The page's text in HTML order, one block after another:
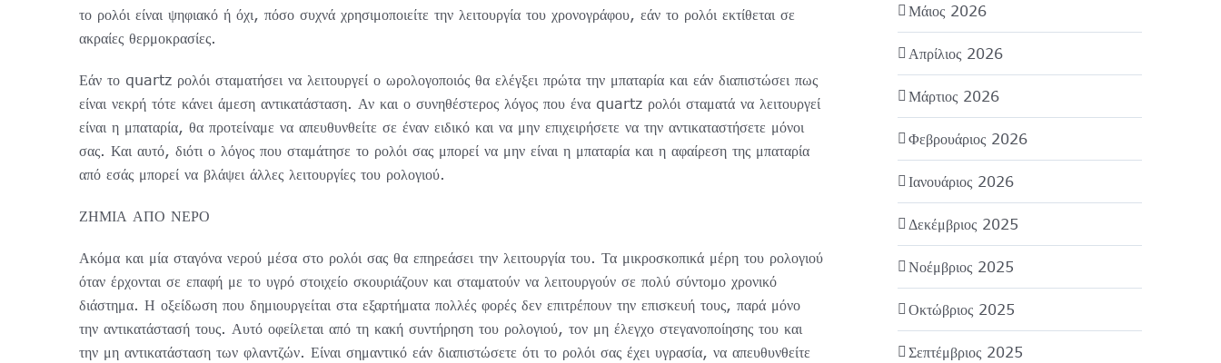
το ρολόι είναι ψηφιακό ή όχι, πόσο συχνά χρησιμοποιείτε την λειτουργία του χρονογράφου, εάν το ρολόι εκτίθεται σε
ακραίες θερμοκρασίες.
Εάν το quartz ρολόι σταματήσει να λειτουργεί ο ωρολογοποιός θα ελέγξει πρώτα την μπαταρία και εάν διαπιστώσει πως
είναι νεκρή τότε κάνει άμεση αντικατάσταση. Αν και ο συνηθέστερος λόγος που ένα quartz ρολόι σταματά να λειτουργεί
είναι η μπαταρία, θα προτείναμε να απευθυνθείτε σε έναν ειδικό και να μην επιχειρήσετε να την αντικαταστήσετε μόνοι
σας. Και αυτό, διότι ο λόγος που σταμάτησε το ρολόι σας μπορεί να μην είναι η μπαταρία και η αφαίρεση της μπαταρία
από εσάς μπορεί να βλάψει άλλες λειτουργίες του ρολογιού.
ΖΗΜΙΑ ΑΠΟ ΝΕΡΟ
Ακόμα και μία σταγόνα νερού μέσα στο ρολόι σας θα επηρεάσει την λειτουργία του. Τα μικροσκοπικά μέρη του ρολογιού
όταν έρχονται σε επαφή με το υγρό στοιχείο σκουριάζουν και σταματούν να λειτουργούν σε πολύ σύντομο χρονικό
διάστημα. Η οξείδωση που δημιουργείται στα εξαρτήματα πολλές φορές δεν επιτρέπουν την επισκευή τους, παρά μόνο
την αντικατάστασή τους. Αυτό οφείλεται από τη κακή συντήρηση του ρολογιού, τον μη έλεγχο στεγανοποίησης του και
την μη αντικατάσταση των φλαντζών. Είναι σημαντικό εάν διαπιστώσετε ότι το ρολόι σας έχει υγρασία, να απευθυνθείτε
Μάιος 2026
Απρίλιος 2026
Μάρτιος 2026
Φεβρουάριος 2026
Ιανουάριος 2026
Δεκέμβριος 2025
Νοέμβριος 2025
Οκτώβριος 2025
Σεπτέμβριος 2025